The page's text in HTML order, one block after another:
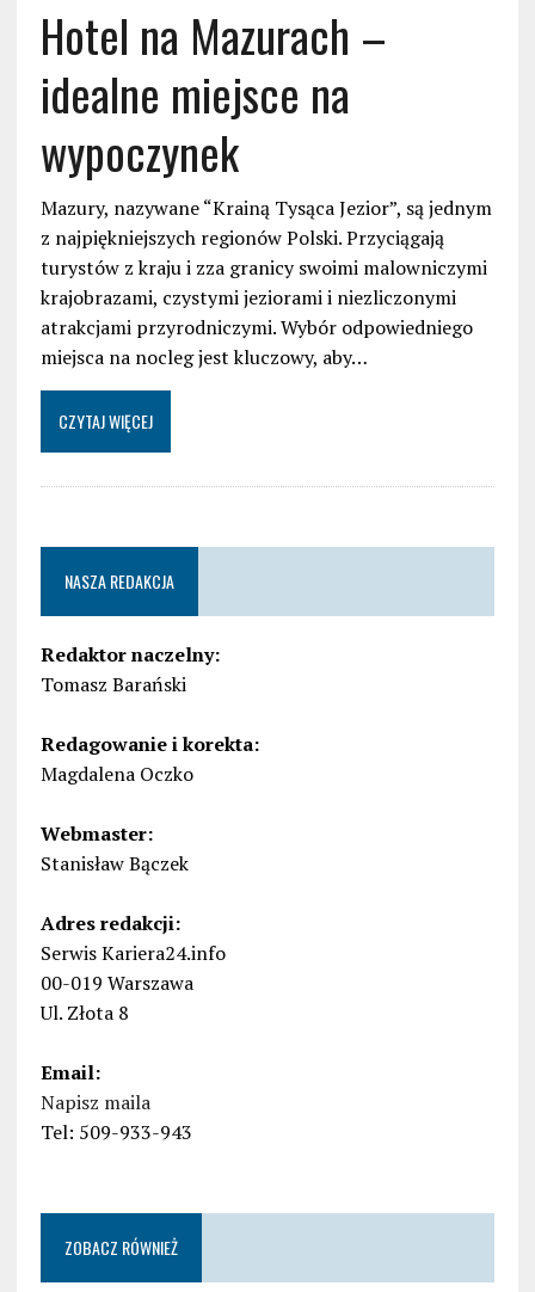
Hotel na Mazurach –
idealne miejsce na
wypoczynek
Mazury, nazywane “Krainą Tysąca Jezior”, są jednym
z najpiękniejszych regionów Polski. Przyciągają
turystów z kraju i zza granicy swoimi malowniczymi
krajobrazami, czystymi jeziorami i niezliczonymi
atrakcjami przyrodniczymi. Wybór odpowiedniego
miejsca na nocleg jest kluczowy, aby…
CZYTAJ WIĘCEJ
NASZA REDAKCJA
Redaktor naczelny:
Tomasz Barański
Redagowanie i korekta:
Magdalena Oczko
Webmaster:
Stanisław Bączek
Adres redakcji:
Serwis Kariera24.info
00-019 Warszawa
Ul. Złota 8
Email:
Napisz maila
Tel: 509-933-943
ZOBACZ RÓWNIEŻ